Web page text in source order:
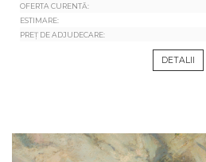
OFERTA CURENTĂ:
ESTIMARE:
PREȚ DE ADJUDECARE:
DETALII